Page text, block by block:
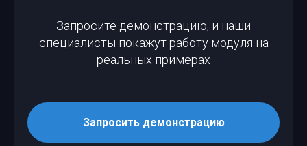
Запросите демонстрацию, и наши
специалисты покажут работу модуля на
реальных примерах
Запросить демонстрацию